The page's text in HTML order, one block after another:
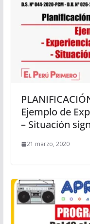
Ejemplo de
– Situación
21 marzo, 2020